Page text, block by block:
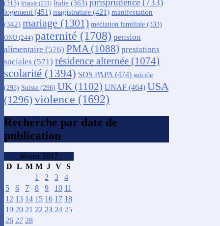
(313) Irlande (231) Italie (363)
logement (451) magistrature (421) manifestation
(342) mariage (1301) médiation familiale (333)
ONU (244) paternité (1708) pension
alimentaire (576) PMA (1088) prestations
sociales (571) résidence alternée (1074)
scolarité (1394) SOS PAPA (474) suicide
(295) Suisse (296) UK (1102) UNAF (464) USA
(1296)violence (1692)
Recherche par date de
publication
février 2017
D L M M J V S
1
2 3
4
5
6 7 8 9 10 11
12 13 14 15 16 17 18
19 20 21 22 23 24 25
26 27 28